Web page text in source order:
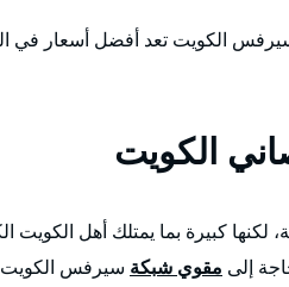
الكويت تعد أفضل أسعار في
الكويت
كبيرة بما يمتلك أهل الكويت
إلى مقوي شبكة سيرفس الكويت